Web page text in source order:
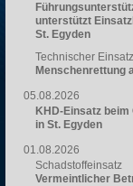
unterstützt
St. Egyden
Technischer Einsatz
Menschenrettung
05.08.2026
KHD-Einsatz
in St. Egyden
01.08.2026
Schadstoffeinsatz
Vermeintlicher